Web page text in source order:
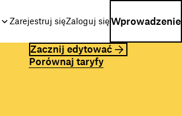
Zarejestruj sięZaloguj sięWprowadzenie
Zacznij edytować
Porównaj taryfy